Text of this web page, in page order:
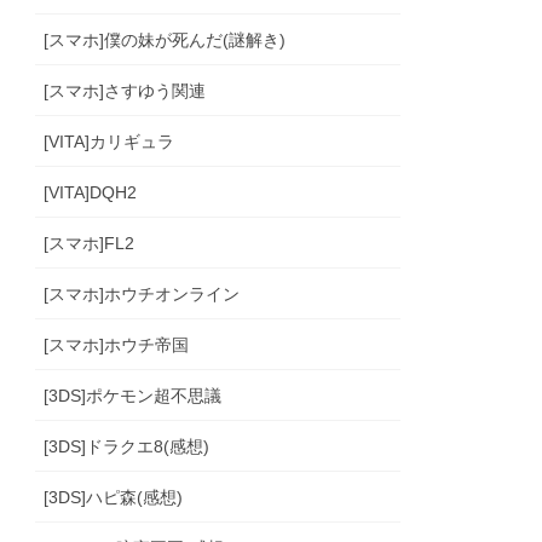
[スマホ]僕の妹が死んだ(謎解き)
[スマホ]さすゆう関連
[VITA]カリギュラ
[VITA]DQH2
[スマホ]FL2
[スマホ]ホウチオンライン
[スマホ]ホウチ帝国
[3DS]ポケモン超不思議
[3DS]ドラクエ8(感想)
[3DS]ハピ森(感想)